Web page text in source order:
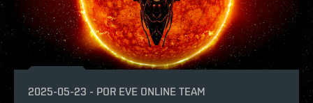
2025-05-23 - POR EVE ONLINE TEAM